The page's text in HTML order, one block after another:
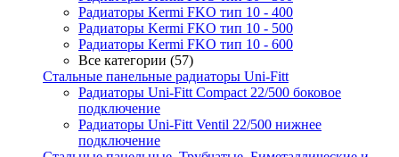
Радиаторы Kermi FKO тип 10 - 400
Радиаторы Kermi FKO тип 10 - 500
Радиаторы Kermi FKO тип 10 - 600
Все категории (57)
Стальные панельные радиаторы Uni-Fitt
Радиаторы Uni-Fitt Compact 22/500 боковое
подключение
Радиаторы Uni-Fitt Ventil 22/500 нижнее
подключение